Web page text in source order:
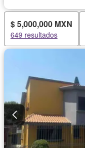
$ 5,000,000 MXN
649 resultados